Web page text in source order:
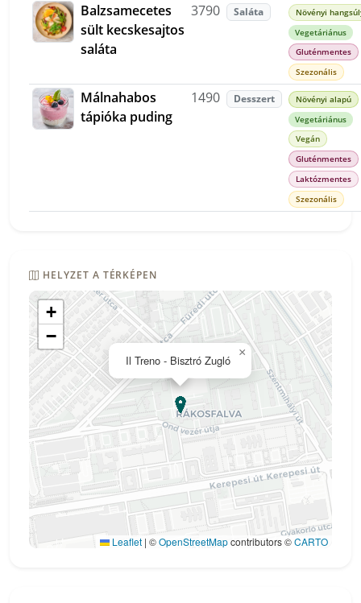
Balzsamecetes
sült kecskesajtos
saláta
3790 Saláta
Növényi
Vegetáriánus
Gluténmentes
Szezonális
Málnahabos
tápióka puding
1490 Desszert
Növényi alapú
Vegetáriánus
Vegán
Gluténmentes
Laktózmentes
Szezonális
HELYZET A TÉRKÉPEN
Il Treno - Bisztró Zugló
×
+
−
Leaflet | ©OpenStreetMapcontributors ©CARTO